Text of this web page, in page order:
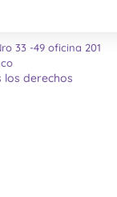
33 -49 oficina 201
los derechos